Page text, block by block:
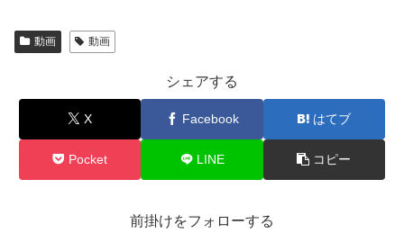
動画 動画
シェアする
X Facebook はてブ
Pocket LINE コピー
前掛けをフォローする